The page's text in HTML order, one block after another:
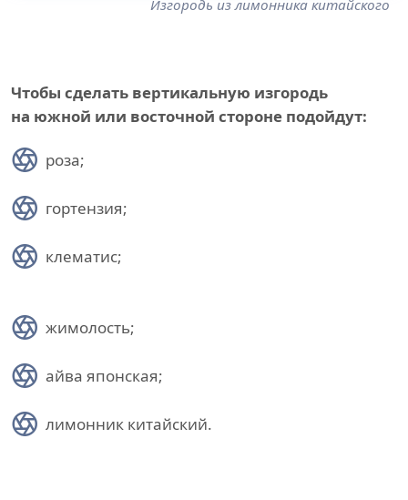
Изгородь из лимонника китайского
Чтобы сделать вертикальную изгородь
на южной или восточной стороне подойдут:
роза;
гортензия;
клематис;
жимолость;
айва японская;
лимонник китайский.